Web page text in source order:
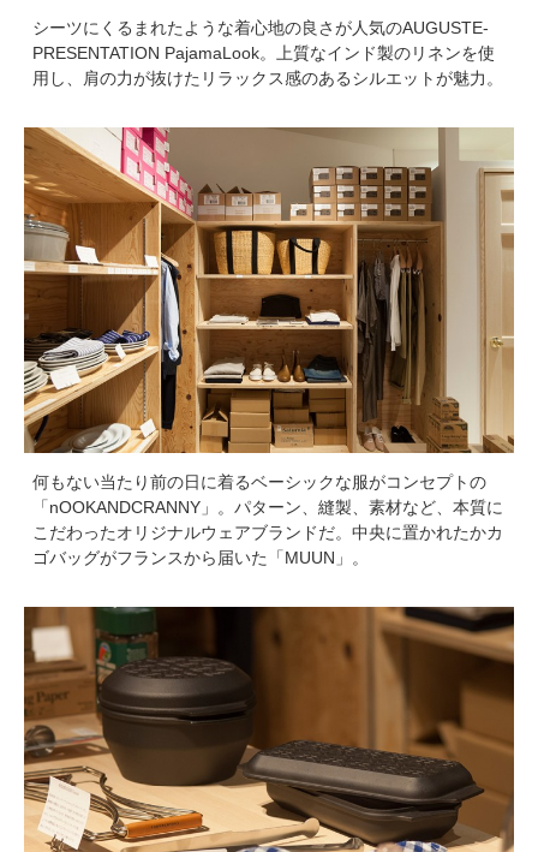
シーツにくるまれたような着心地の良さが人気のAUGUSTE-
PRESENTATION PajamaLook。上質なインド製のリネンを使
用し、肩の力が抜けたリラックス感のあるシルエットが魅力。
何もない当たり前の日に着るベーシックな服がコンセプトの
「nOOKANDCRANNY」。パターン、縫製、素材など、本質に
こだわったオリジナルウェアブランドだ。中央に置かれたかカ
ゴバッグがフランスから届いた「MUUN」。